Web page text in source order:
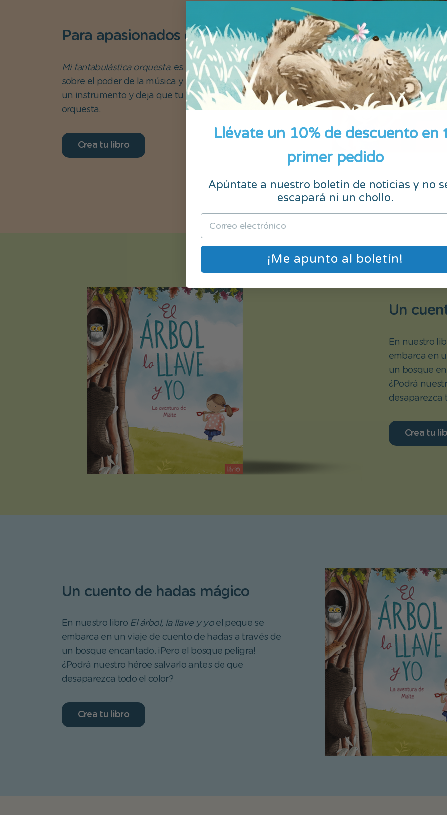
Para apasionados de la música
Mi fantabulástica orquesta, es un divertido cuento
sobre el poder de la música y la imaginación. Elige
un instrumento y deja que tu peque dirija la
orquesta.
Crea tu libro
Un
En nuestro
embarca en
un bosque
¿Podrá
desaparezca
Crea tu
Un cuento de hadas mágico
En nuestro libro El árbol, la llave y yoel peque se
embarca en un viaje de cuento de hadas a través de
un bosque encantado. ¡Pero el bosque peligra!
¿Podrá nuestro héroe salvarlo antes de que
desaparezca todo el color?
Crea tu libro
Llévate un 10% de descuento en
primer pedido
Apúntate a nuestro boletín de noticias y no
escapará ni un chollo.
¡Me apunto al boletín!